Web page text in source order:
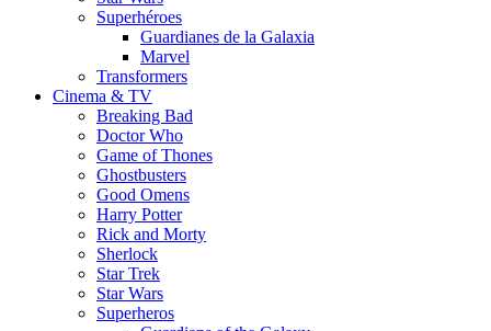
Superhéroes
Guardianes de la Galaxia
Marvel
Transformers
Cinema & TV
Breaking Bad
Doctor Who
Game of Thones
Ghostbusters
Good Omens
Harry Potter
Rick and Morty
Sherlock
Star Trek
Star Wars
Superheros